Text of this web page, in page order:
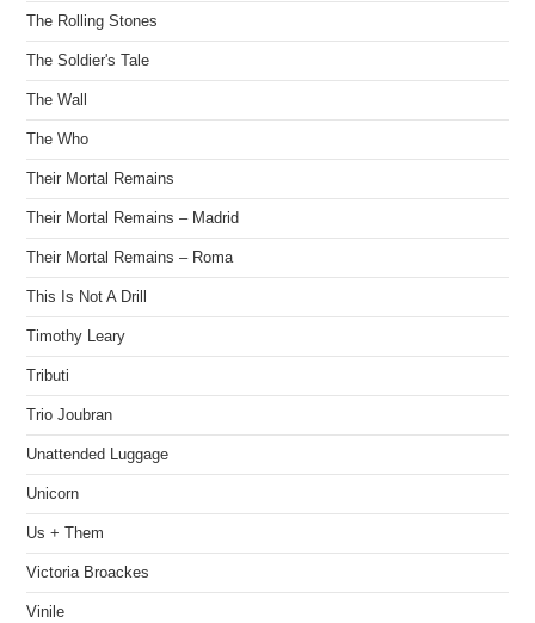
The Rolling Stones
The Soldier's Tale
The Wall
The Who
Their Mortal Remains
Their Mortal Remains – Madrid
Their Mortal Remains – Roma
This Is Not A Drill
Timothy Leary
Tributi
Trio Joubran
Unattended Luggage
Unicorn
Us + Them
Victoria Broackes
Vinile